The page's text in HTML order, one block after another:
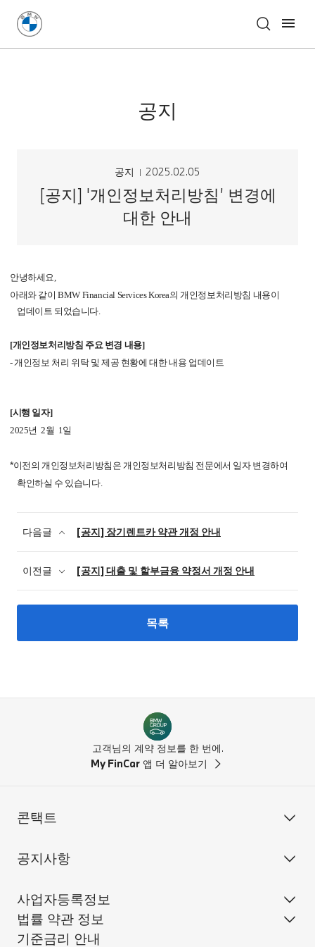
공지
공지 2025.02.05
[공지] '개인정보처리방침’ 변경에
대한 안내
안녕하세요,
아래와 같이 BMW Financial Services Korea의 개인정보처리방침 내용이
업데이트 되었습니다.
[개인정보처리방침 주요 변경 내용]
-개인정보 처리 위탁 및 제공 현황에 대한내용 업데이트
[시행 일자]
2025년 2월 1일
*이전의 개인정보처리방침은 개인정보처리방침 전문에서 일자 변경하여
확인하실 수 있습니다.
다음글 [공지] 장기렌트카 약관 개정 안내
이전글 [공지] 대출 및 할부금융 약정서 개정 안내
목록
고객님의 계약 정보를 한 번에.
My FinCar 앱 더 알아보기
콘택트
공지사항
사업자등록정보
법률 약관 정보
기준금리 안내